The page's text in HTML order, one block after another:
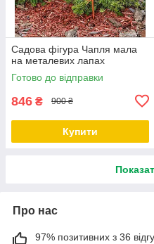
Садова фігура Чапля мала
на металевих лапах
Готово до відправки
846 ₴ 900 ₴
Купити
Про нас
97% позитивних з 36